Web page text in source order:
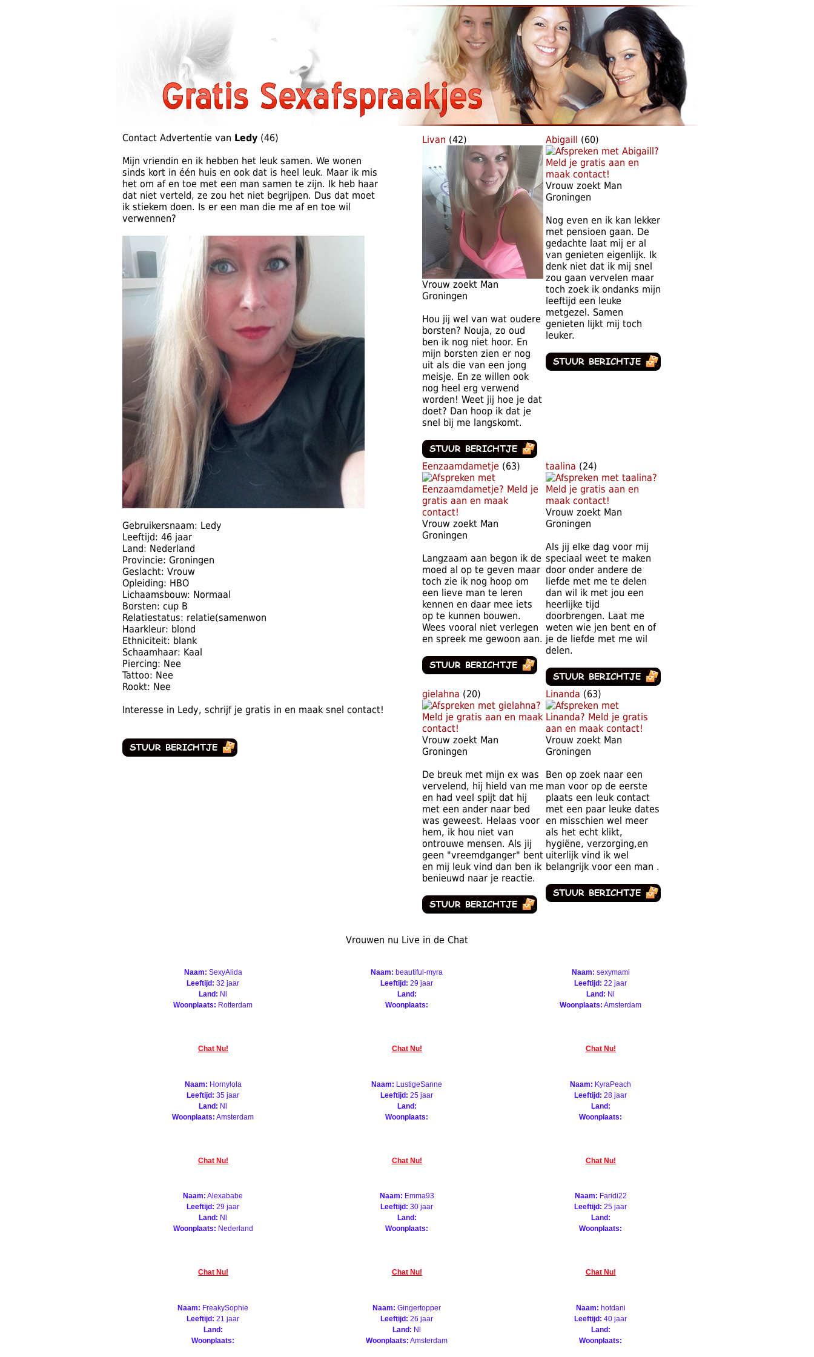
Contact Advertentie van Ledy (46)
Mijn vriendin en ik hebben het leuk samen. We wonen
sinds kort in één huis en ook dat is heel leuk. Maar ik mis
het om af en toe met een man samen te zijn. Ik heb haar
dat niet verteld, ze zou het niet begrijpen. Dus dat moet
ik stiekem doen. Is er een man die me af en toe wil
verwennen?
Gebruikersnaam: Ledy
Leeftijd: 46 jaar
Land: Nederland
Provincie: Groningen
Geslacht: Vrouw
Opleiding: HBO
Lichaamsbouw: Normaal
Borsten: cup B
Relatiestatus: relatie(samenwon
Haarkleur: blond
Ethniciteit: blank
Schaamhaar: Kaal
Piercing: Nee
Tattoo: Nee
Rookt: Nee
Interesse in Ledy, schrijf je gratis in en maak snel contact!
Livan (42)
Vrouw zoekt Man
Groningen
Hou jij wel van wat oudere
borsten? Nouja, zo oud
ben ik nog niet hoor. En
mijn borsten zien er nog
uit als die van een jong
meisje. En ze willen ook
nog heel erg verwend
worden! Weet jij hoe je dat
doet? Dan hoop ik dat je
snel bij me langskomt.
Abigaill (60)
Vrouw zoekt Man
Groningen
Nog even en ik kan lekker
met pensioen gaan. De
gedachte laat mij er al
van genieten eigenlijk. Ik
denk niet dat ik mij snel
zou gaan vervelen maar
toch zoek ik ondanks mijn
leeftijd een leuke
metgezel. Samen
genieten lijkt mij toch
leuker.
Eenzaamdametje (63)
Vrouw zoekt Man
Groningen
Langzaam aan begon ik de
moed al op te geven maar
toch zie ik nog hoop om
een lieve man te leren
kennen en daar mee iets
op te kunnen bouwen.
Wees vooral niet verlegen
en spreek me gewoon aan.
taalina (24)
Vrouw zoekt Man
Groningen
Als jij elke dag voor mij
speciaal weet te maken
door onder andere de
liefde met me te delen
dan wil ik met jou een
heerlijke tijd
doorbrengen. Laat me
weten wie jen bent en of
je de liefde met me wil
delen.
gielahna (20)
Vrouw zoekt Man
Groningen
De breuk met mijn ex was
vervelend, hij hield van me
en had veel spijt dat hij
met een ander naar bed
was geweest. Helaas voor
hem, ik hou niet van
ontrouwe mensen. Als jij
geen "vreemdganger" bent
en mij leuk vind dan ben ik
benieuwd naar je reactie.
Linanda (63)
Vrouw zoekt Man
Groningen
Ben op zoek naar een
man voor op de eerste
plaats een leuk contact
met een paar leuke dates
en misschien wel meer
als het echt klikt,
hygiëne, verzorging,en
uiterlijk vind ik wel
belangrijk voor een man .
Vrouwen nu Live in de Chat
Naam: SexyAlida
Leeftijd: 32 jaar
Land: Nl
Woonplaats: Rotterdam
Chat Nu!
Naam: beautiful-myra
Leeftijd: 29 jaar
Land:
Woonplaats:
Chat Nu!
Naam: sexymami
Leeftijd: 22 jaar
Land: Nl
Woonplaats: Amsterdam
Chat Nu!
Naam: Hornylola
Leeftijd: 35 jaar
Land: Nl
Woonplaats: Amsterdam
Chat Nu!
Naam: LustigeSanne
Leeftijd: 25 jaar
Land:
Woonplaats:
Chat Nu!
Naam: KyraPeach
Leeftijd: 28 jaar
Land:
Woonplaats:
Chat Nu!
Naam: Alexababe
Leeftijd: 29 jaar
Land: Nl
Woonplaats: Nederland
Chat Nu!
Naam: Emma93
Leeftijd: 30 jaar
Land:
Woonplaats:
Chat Nu!
Naam: Faridi22
Leeftijd: 25 jaar
Land:
Woonplaats:
Chat Nu!
Naam: FreakySophie
Leeftijd: 21 jaar
Land:
Woonplaats:
Naam: Gingertopper
Leeftijd: 26 jaar
Land: Nl
Woonplaats: Amsterdam
Naam: hotdani
Leeftijd: 40 jaar
Land:
Woonplaats: